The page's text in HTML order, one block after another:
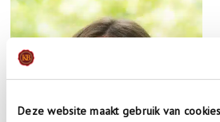
Deze website maakt gebruik van cookies